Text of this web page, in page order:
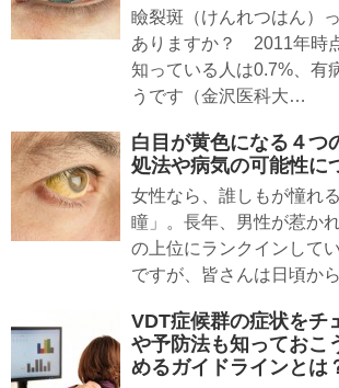
瞼裂斑（けんれつはん）
ありますか？ 2011年時
知っている人は0.7%、有
うです（金沢医科大…
白目が黄色になる４つ
処法や病気の可能性に
女性なら、誰しもが憧れ
瞳」。長年、男性が惹か
の上位にランクインして
ですが、皆さんは日頃か
VDT症候群の症状をチ
や予防法も知っておこ
めるガイドラインとは